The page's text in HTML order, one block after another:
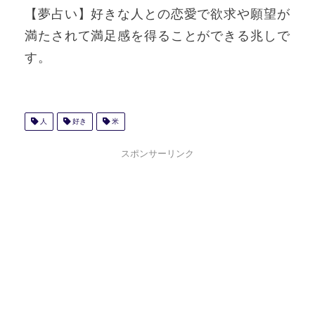
【夢占い】好きな人との恋愛で欲求や願望が
満たされて満足感を得ることができる兆しで
す。
人 好き 米
スポンサーリンク